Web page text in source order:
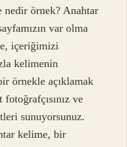
nedir örnek? Anahtar
var olma
içeriğimizi
kelimenin
örnekle açıklamak
ve
sunuyorsunuz.
kelime, bir